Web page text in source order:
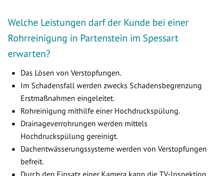
Welche Leistungen darf der Kunde bei einer
Rohrreinigung in Partenstein im Spessart
erwarten?
Das Lösen von Verstopfungen.
Im Schadensfall werden zwecks Schadensbegrenzung
Erstmaßnahmen eingeleitet.
Rohreinigung mithilfe einer Hochdruckspülung.
Drainageverrohrungen werden mittels
Hochdruckspülung gereinigt.
Dachentwässerungssysteme werden von Verstopfungen
befreit.